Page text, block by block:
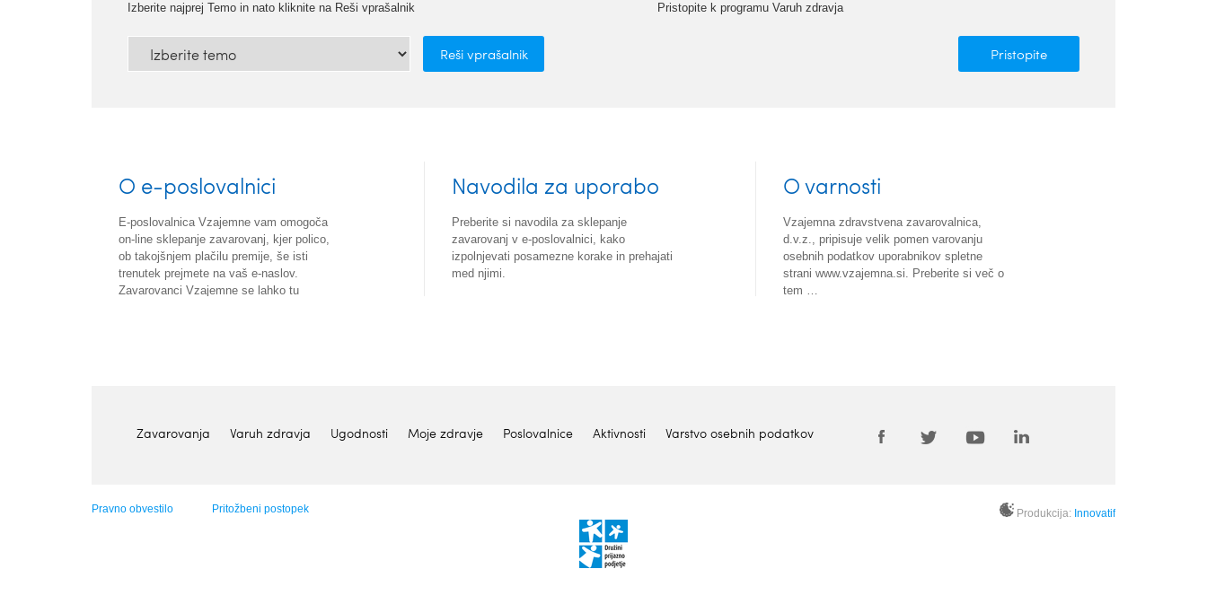
Izberite najprej Temo in nato kliknite na Reši vprašalnik Pristopite k programu Varuh zdravja
Pristopite
O e-poslovalnici
E-poslovalnica Vzajemne vam omogoča
on-line sklepanje zavarovanj, kjer polico,
ob takojšnjem plačilu premije, še isti
trenutek prejmete na vaš e-naslov.
Zavarovanci Vzajemne se lahko tu
Navodila za uporabo
Preberite si navodila za sklepanje
zavarovanj v e-poslovalnici, kako
izpolnjevati posamezne korake in prehajati
med njimi.
O varnosti
Vzajemna zdravstvena zavarovalnica,
d.v.z., pripisuje velik pomen varovanju
osebnih podatkov uporabnikov spletne
strani www.vzajemna.si. Preberite si več o
tem …
Zavarovanja Varuh zdravja Ugodnosti Moje zdravje Poslovalnice Aktivnosti Varstvo osebnih podatkov
Pravno obvestilo Pritožbeni postopek Produkcija: Innovatif